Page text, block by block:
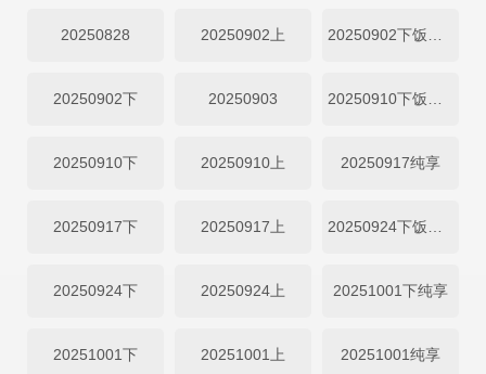
20250828 20250902上
20250902下 20250903
20250910下 20250910上 20250917纯享
20250917下 20250917上
20250924下 20250924上 20251001下纯享
20251001下 20251001上 20251001纯享